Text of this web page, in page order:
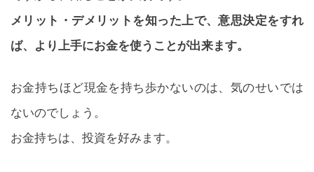
メリット・デメリットを知った上で、意思決定をすれ
ば、より上手にお金を使うことが出来ます。
お金持ちほど現金を持ち歩かないのは、気のせいでは
ないのでしょう。
お金持ちは、投資を好みます。